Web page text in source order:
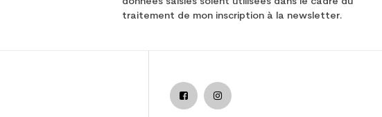
traitement de mon inscription à la newsletter.